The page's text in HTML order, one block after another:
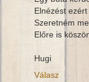
Elnézést
Szeretném
Előre is
Hugi
Válasz